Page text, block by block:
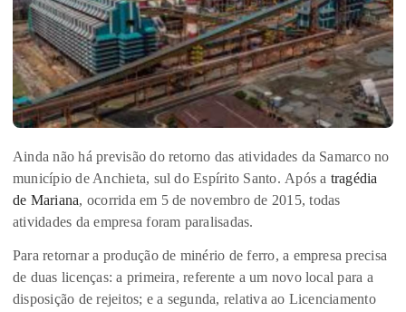
Ainda não há previsão do retorno das atividades da Samarcono
município de Anchieta, sul doEspírito Santo. Após a tragédia
de Mariana, ocorrida em 5 de novembro de 2015, todas
atividades da empresa foram paralisadas.
Para retornar a produção de minério de ferro, a empresa precisa
de duas licenças: a primeira, referente a um novo local para a
disposição de rejeitos; e a segunda, relativa ao Licenciamento